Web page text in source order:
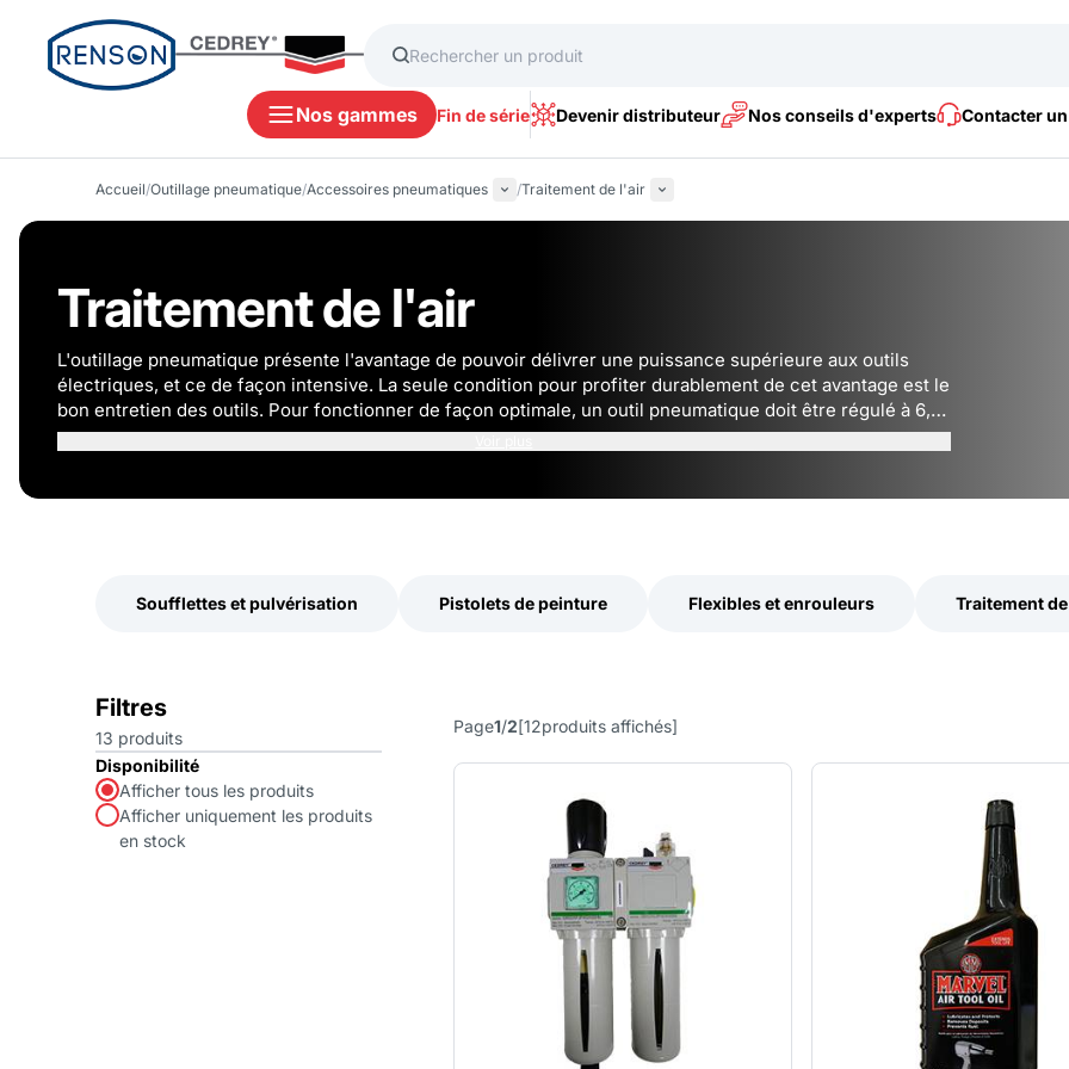
Nos gammes Fin de série Devenir distributeur Nos conseils d'experts Contacter
Accueil/Outillage pneumatique/Accessoires pneumatiques /Traitement de l'air
Traitement de l'air
L'outillage pneumatique présente l'avantage de pouvoir délivrer une puissance supérieure aux outils
électriques, et ce de façon intensive. La seule condition pour profiter durablement de cet avantage est le
bon entretien des outils. Pour fonctionner de façon optimale, un outil pneumatique doit être régulé à 6,4
bar et être régulièrement et correctement lubrifié et épuré. Découvrez la sélection CEDREY pour le
Soufflettes et pulvérisation
Pistolets de peinture
Flexibles et enrouleurs
Traitement
Filtres
13 produits
Disponibilité
Afficher tous les produits
Afficher uniquement les produits
en stock
Page1/2[12produits affichés]